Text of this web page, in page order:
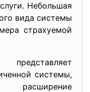
Небольшая
вида системы
страхуемой
системы,
расширение